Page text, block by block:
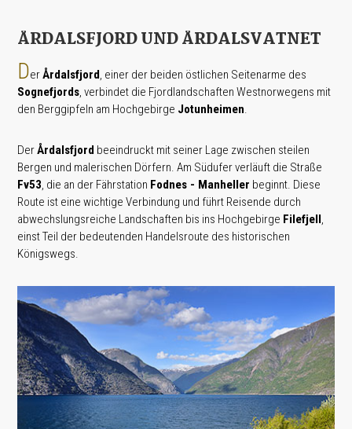
ÅRDALSFJORD UND ÅRDALSVATNET
DerÅrdalsfjord , einer der beiden östlichen Seitenarme des
Sognefjords , verbindet die Fjordlandschaften Westnorwegens mit
den Berggipfeln am Hochgebirge Jotunheimen
DerÅrdalsfjord beeindruckt mit seiner Lage zwischen steilen
Bergen und malerischen Dörfern. Am Südufer verläuft die Straße
Fv53 , die an der Fährstation Fodnes - Manheller beginnt. Diese
Route ist eine wichtige Verbindung und führt Reisende durch
abwechslungsreiche Landschaften bis ins Hochgebirge Filefjell
einst Teil der bedeutenden Handelsroute des historischen
Königswegs.